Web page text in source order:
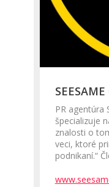
PR agentúra
špecializuje
znalosti o
veci, ktoré
podnikaní.“